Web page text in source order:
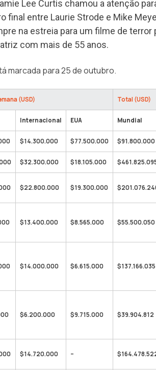
Lee Curtis chamou a atenção
final entre Laurie Strode e Mike
na estreia para um filme de terror
com mais de 55 anos.
marcada para 25 de outubro.
(USD) Total (USD)
Internacional EUA Mundial
$14.300.000 $77.500.000 $91.800.000
$32.300.000 $18.105.000
$22.800.000 $19.300.000
$13.400.000 $8.565.000 $55.500.050
$14.000.000 $6.615.000 $137.166.035
$6.200.000 $9.715.000 $39.904.812
$14.720.000 –